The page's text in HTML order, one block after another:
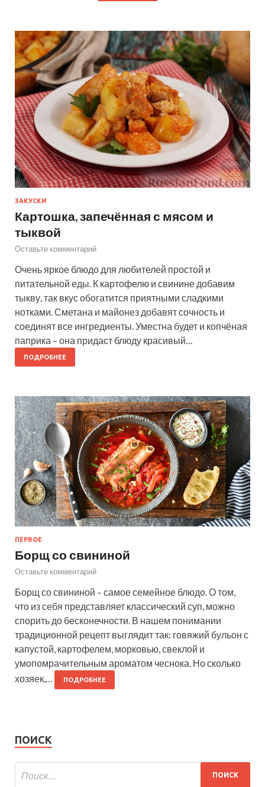
ЗАКУСКИ
Картошка, запечённая с мясом и
тыквой
Оставьте комментарий
Очень яркое блюдо для любителей простой и
питательной еды. К картофелю и свинине добавим
тыкву, так вкус обогатится приятными сладкими
нотками. Сметана и майонез добавят сочность и
соединят все ингредиенты. Уместна будет и копчёная
паприка – она придаст блюду красивый…
ПОДРОБНЕЕ
ПЕРВОЕ
Борщ со свининой
Оставьте комментарий
Борщ со свининой – самое семейное блюдо. О том,
что из себя представляет классический суп, можно
спорить до бесконечности. В нашем понимании
традиционной рецепт выглядит так: говяжий бульон с
капустой, картофелем, морковью, свеклой и
умопомрачительным ароматом чеснока. Но сколько
хозяек,…
ПОДРОБНЕЕ
ПОИСК